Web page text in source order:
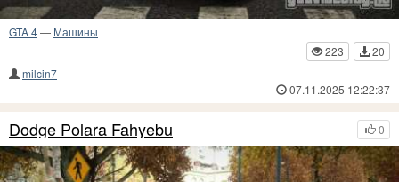
GTA 4— Машины
223
20
milcin7
07.11.2025 12:22:37
0
Dodge Polara Fahyebu